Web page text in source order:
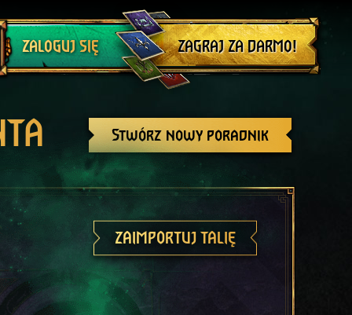
ZALOGUJ SIĘ
Wyloguj się
ZAGRAJ ZA DARMO!
Stwórz nowy poradnik
ZAIMPORTUJ TALIĘ